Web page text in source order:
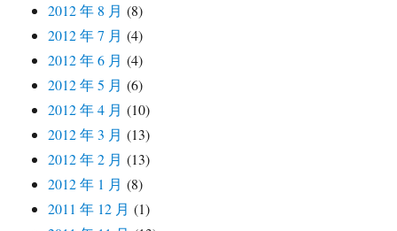
2012 年 8 月 (8)
2012 年 7 月 (4)
2012 年 6 月 (4)
2012 年 5 月 (6)
2012 年 4 月 (10)
2012 年 3 月 (13)
2012 年 2 月 (13)
2012 年 1 月 (8)
2011 年 12 月 (1)